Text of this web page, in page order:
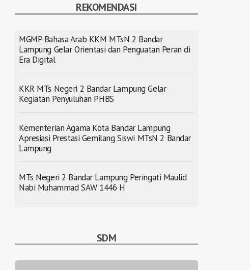
REKOMENDASI
MGMP Bahasa Arab KKM MTsN 2 Bandar
Lampung Gelar Orientasi dan Penguatan Peran di
Era Digital
KKR MTs Negeri 2 Bandar Lampung Gelar
Kegiatan Penyuluhan PHBS
Kementerian Agama Kota Bandar Lampung
Apresiasi Prestasi Gemilang Siswi MTsN 2 Bandar
Lampung
MTs Negeri 2 Bandar Lampung Peringati Maulid
Nabi Muhammad SAW 1446 H
SDM